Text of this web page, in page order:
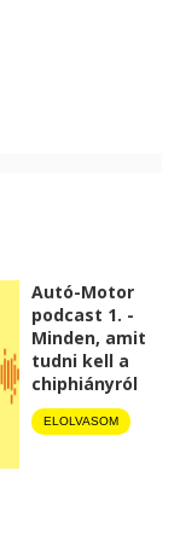
Autó-Motor
podcast 1. -
Minden, amit
tudni kell a
chiphiányról
ELOLVASOM